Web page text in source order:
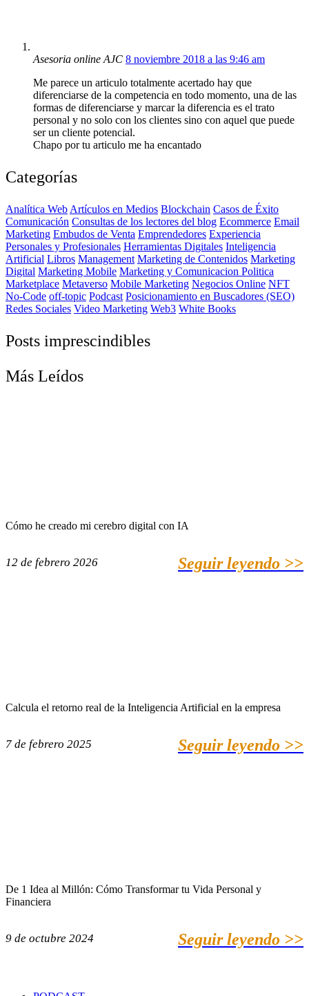
Asesoria online AJC 8 noviembre 2018 a las 9:46 am
Me parece un articulo totalmente acertado hay que
diferenciarse de la competencia en todo momento, una de las
formas de diferenciarse y marcar la diferencia es el trato
personal y no solo con los clientes sino con aquel que puede
ser un cliente potencial.
Chapo por tu articulo me ha encantado
Categorías
Analítica Web Artículos en Medios Blockchain Casos de Éxito
Comunicación Consultas de los lectores del blog Ecommerce Email
Marketing Embudos de Venta Emprendedores Experiencia
Personales y Profesionales Herramientas Digitales Inteligencia
Artificial Libros Management Marketing de Contenidos Marketing
Digital Marketing Mobile Marketing y Comunicacion Politica
Marketplace Metaverso Mobile Marketing Negocios Online NFT
No-Code off-topic Podcast Posicionamiento en Buscadores (SEO)
Redes Sociales Video Marketing Web3 White Books
Posts imprescindibles
Más Leídos
Cómo he creado mi cerebro digital con IA
12 de febrero 2026 Seguir leyendo >>
Calcula el retorno real de la Inteligencia Artificial en la empresa
7 de febrero 2025 Seguir leyendo >>
De 1 Idea al Millón: Cómo Transformar tu Vida Personal y
Financiera
9 de octubre 2024 Seguir leyendo >>